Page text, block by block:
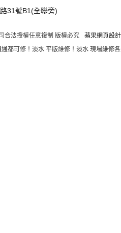
31號B1(全聯旁)
合法授權任意複制 版權必究
蘋果網頁設計
！淡水 平版維修！淡水 現場維修